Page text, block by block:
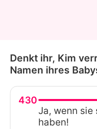
Denkt ihr, Kim
Namen ihres
430
Ja, wenn
haben!